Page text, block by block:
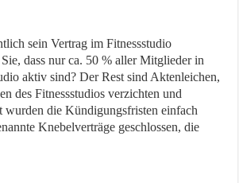
sein Vertrag im Fitnessstudio
dass nur ca. 50 % aller Mitglieder in
aktiv sind? Der Rest sind Aktenleichen,
des Fitnessstudios verzichten und
wurden die Kündigungsfristen einfach
Knebelverträge geschlossen, die